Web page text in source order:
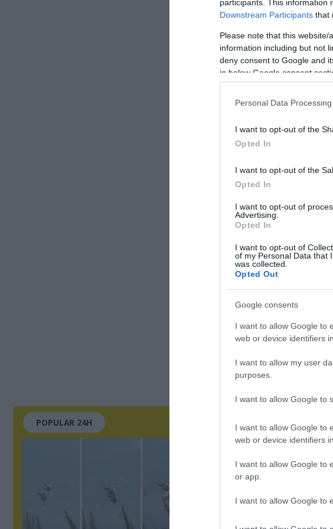
participants. This information
Downstream Participants that
Please note that this
information including but not
deny consent to Google and
in below Google consent
Personal Data
I want to opt-out of the
Opted In
I want to opt-out of the
Opted In
I want to opt-out of
Advertising.
Opted In
I want to opt-out of
of my Personal Data that
was collected.
Opted Out
Google consents
I want to allow Google to
web or device identifiers
I want to allow my user
purposes.
I want to allow Google to
I want to allow Google to
web or device identifiers
I want to allow Google to
or app.
I want to allow Google to
POPULAR 24H